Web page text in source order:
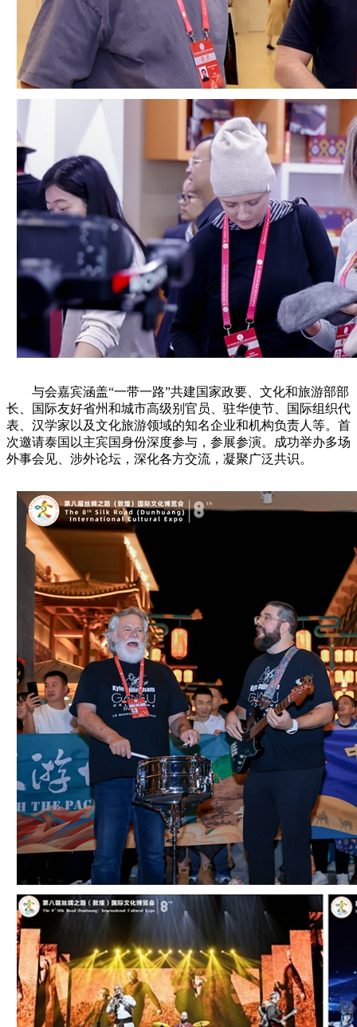
与会嘉宾涵盖“一带一路”共建国家政要、文化和旅游部部
长、国际友好省州和城市高级别官员、驻华使节、国际组织代
表、汉学家以及文化旅游领域的知名企业和机构负责人等。首
次邀请泰国以主宾国身份深度参与，参展参演。成功举办多场
外事会见、涉外论坛，深化各方交流，凝聚广泛共识。